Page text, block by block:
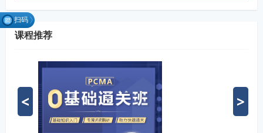
课程推荐
扫码
找组
微信扫码关注公众号 融跃官方活动群